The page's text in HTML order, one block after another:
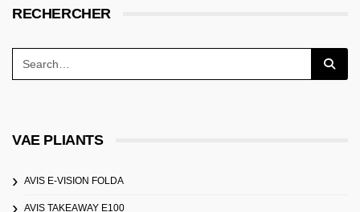
RECHERCHER
VAE PLIANTS
AVIS E-VISION FOLDA
AVIS TAKEAWAY E100